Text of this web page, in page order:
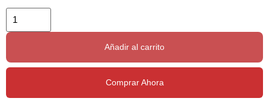
Añadir al carrito
Comprar Ahora